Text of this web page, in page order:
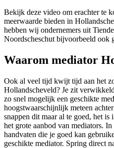
Bekijk deze video om erachter te
meerwaarde bieden in
hebben wij ondernemers uit
Noordscheschut bijvoorbeeld ook
Waarom mediator
Ook al veel tijd kwijt tijd aan het
Hollandscheveld? Je zit
zo snel mogelijk een geschikte
hoogstwaarschijnlijk meteen
snappen dit maar al te goed, het
het grote aanbod van mediators.
handvaten die je goed kan
geschikte mediator. Spring direct